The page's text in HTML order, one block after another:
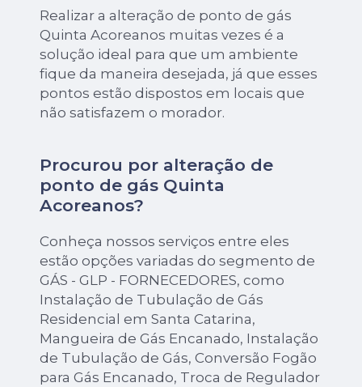
Realizar a alteração de ponto de gás
Quinta Acoreanos muitas vezes é a
solução ideal para que um ambiente
fique da maneira desejada, já que esses
pontos estão dispostos em locais que
não satisfazem o morador.
Procurou por alteração de
ponto de gás Quinta
Acoreanos?
Conheça nossos serviços entre eles
estão opções variadas do segmento de
GÁS - GLP - FORNECEDORES, como
Instalação de Tubulação de Gás
Residencial em Santa Catarina,
Mangueira de Gás Encanado, Instalação
de Tubulação de Gás, Conversão Fogão
para Gás Encanado, Troca de Regulador